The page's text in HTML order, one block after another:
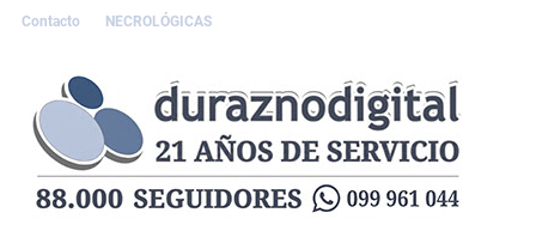
Contacto NECROLÓGICAS